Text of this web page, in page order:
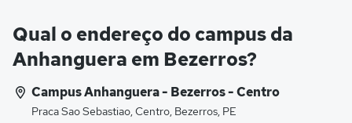
Qual o endereço do campus da
Anhanguera em Bezerros?
Campus Anhanguera - Bezerros - Centro
Praca Sao Sebastiao, Centro, Bezerros, PE